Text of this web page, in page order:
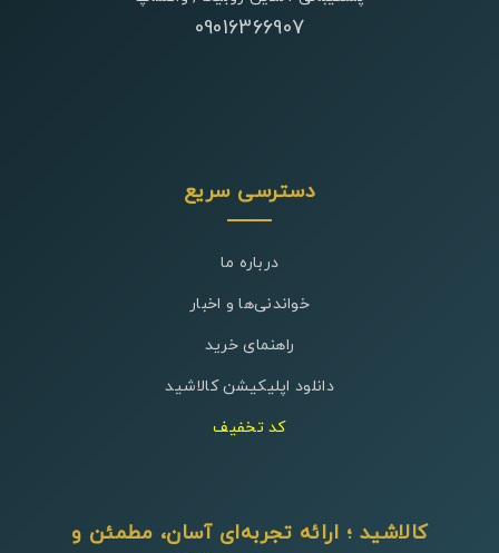
09016366907
دسترسی سریع
درباره ما
خواندنی‌ها و اخبار
راهنمای خرید
دانلود اپلیکیشن کالاشید
کد تخفیف
کالاشید ؛ ارائه تجربه‌ای آسان، مطمئن و